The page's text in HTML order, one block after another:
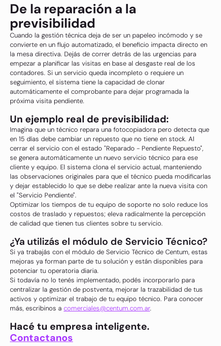
De la reparación a la
previsibilidad
Cuando la gestión técnica deja de ser un papeleo incómodo y se
convierte en un flujo automatizado, el beneficio impacta directo en
la mesa directiva. Dejás de correr detrás de las urgencias para
empezar a planificar las visitas en base al desgaste real de los
contadores. Si un servicio queda incompleto o requiere un
seguimiento, el sistema tiene la capacidad de clonar
automáticamente el comprobante para dejar programada la
próxima visita pendiente.
Un ejemplo real de previsibilidad:
Imagina que un técnico repara una fotocopiadora pero detecta que
en 15 días debe cambiar un repuesto que no tiene en stock. Al
cerrar el servicio con el estado "Reparado - Pendiente Repuesto",
se genera automáticamente un nuevo servicio técnico para ese
cliente y equipo. El sistema clona el servicio actual, manteniendo
las observaciones originales para que el técnico pueda modificarlas
y dejar establecido lo que se debe realizar ante la nueva visita con
el "Servicio Pendiente".
Optimizar los tiempos de tu equipo de soporte no solo reduce los
costos de traslado y repuestos; eleva radicalmente la percepción
de calidad que tienen tus clientes sobre tu servicio.
¿Ya utilizás el módulo de Servicio Técnico?
Si ya trabajás con el módulo de Servicio Técnico de Centum, estas
mejoras ya forman parte de tu solución y están disponibles para
potenciar tu operatoria diaria.
Si todavía no lo tenés implementado, podés incorporarlo para
centralizar la gestión de postventa, mejorar la trazabilidad de tus
activos y optimizar el trabajo de tu equipo técnico. Para conocer
más, escribinos a comerciales@centum.com.ar.
Hacé tu empresa inteligente.
Contactanos